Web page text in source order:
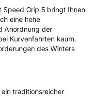
Speed Grip 5 bringt Ihnen
eine hohe
Anordnung der
Kurvenfahrten kaum.
des Winters
traditionsreicher